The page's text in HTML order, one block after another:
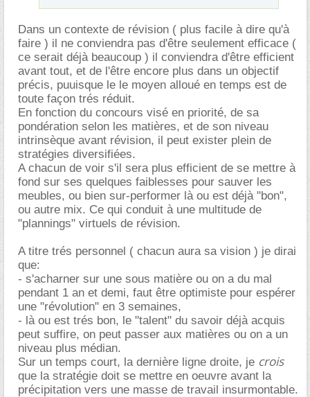
Dans un contexte de révision ( plus facile à dire qu'à
faire ) il ne conviendra pas d'être seulement efficace (
ce serait déjà beaucoup ) il conviendra d'être efficient
avant tout, et de l'être encore plus dans un objectif
précis, puuisque le le moyen alloué en temps est de
toute façon trés réduit.
En fonction du concours visé en priorité, de sa
pondération selon les matières, et de son niveau
intrinsèque avant révision, il peut exister plein de
stratégies diversifiées.
A chacun de voir s'il sera plus efficient de se mettre à
fond sur ses quelques faiblesses pour sauver les
meubles, ou bien sur-performer là ou est déjà "bon",
ou autre mix. Ce qui conduit à une multitude de
"plannings" virtuels de révision.
A titre trés personnel ( chacun aura sa vision ) je dirai
que:
- s'acharner sur une sous matière ou on a du mal
pendant 1 an et demi, faut être optimiste pour espérer
une "révolution" en 3 semaines,
- là ou est trés bon, le "talent" du savoir déjà acquis
peut suffire, on peut passer aux matières ou on a un
niveau plus médian.
Sur un temps court, la dernière ligne droite, je crois
que la stratégie doit se mettre en oeuvre avant la
précipitation vers une masse de travail insurmontable.